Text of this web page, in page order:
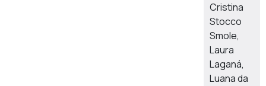
Cristina
Stocco
Smole,
Laura
Laganá,
Luana da